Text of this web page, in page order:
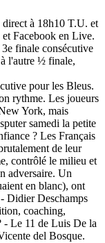
à 18h10 T.U. et
Facebook en Live.
finale consécutive
l'autre ½ finale,
pour les Bleus.
rythme. Les joueurs
York, mais
samedi la petite
? Les Français
de leur
contrôlé le milieu et
adversaire. Un
en blanc), ont
Didier Deschamps
coaching,
- Le 11 de Luis De la
del Bosque.